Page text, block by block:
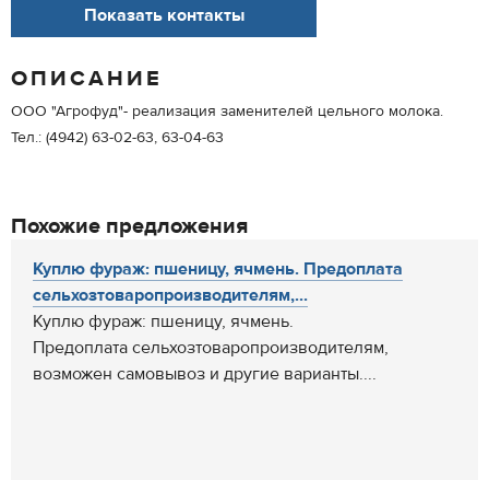
Показать контакты
ОПИСАНИЕ
ООО "Агрофуд"- реализация заменителей цельного молока.
Тел.: (4942) 63-02-63, 63-04-63
Похожие предложения
Куплю фураж: пшеницу, ячмень. Предоплата
сельхозтоваропроизводителям,...
Куплю фураж: пшеницу, ячмень.
Предоплата сельхозтоваропроизводителям,
возможен самовывоз и другие варианты....